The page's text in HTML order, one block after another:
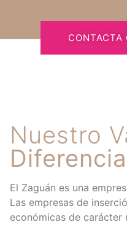
CONTACTA
Nuestro
El Zaguán es una
Las empresas de
económicas de